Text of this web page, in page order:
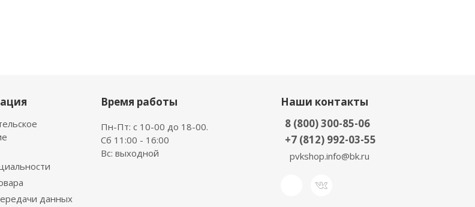
данных
Время работы
Пн-Пт: с 10-00 до 18-00.
Сб 11:00 - 16:00
Вс: выходной
Наши контакты
8 (800) 300-85-06
+7 (812) 992-03-55
pvkshop.info@bk.ru